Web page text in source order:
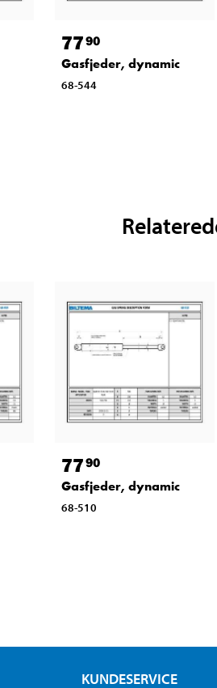
7790
Gasfjeder, dynamic
68-544
7790
Gasfjeder, dynamic
68-510
KUNDESERVICE